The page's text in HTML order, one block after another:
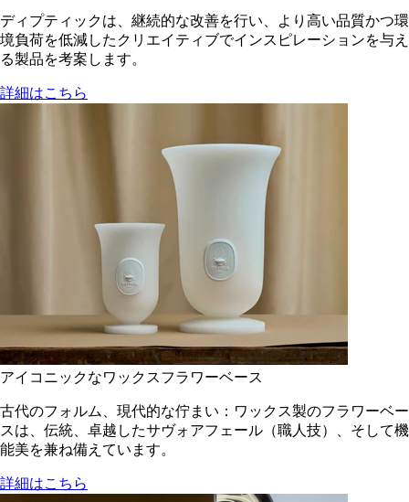
ディプティックは、継続的な改善を行い、より高い品質かつ環
境負荷を低減した​クリエイティブでインスピレーションを与え
る製品を考案します。
詳細はこちら
アイコニックなワックスフラワーベース
古代のフォルム、現代的な佇まい：ワックス製のフラワーベー
スは、伝統、卓越したサヴォアフェール（職人技）、そして機
能美を兼ね備えています。
詳細はこちら